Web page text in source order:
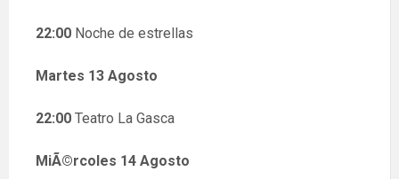
22:00 Noche de estrellas
Martes 13 Agosto
22:00 Teatro La Gasca
MiÃ©rcoles 14 Agosto